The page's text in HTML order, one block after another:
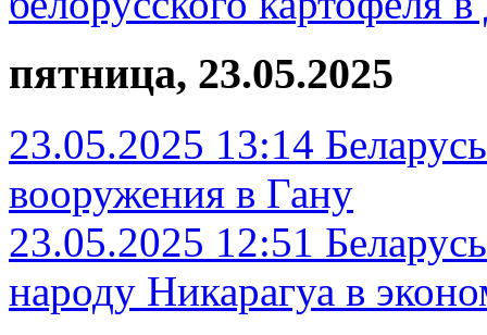
пятница, 23.05.2025
23.05.2025 13:14
вооружения в Гану
23.05.2025 12:51
народу Никарагуа в